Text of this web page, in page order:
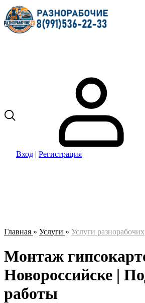
Вход | Регистрация
Главная » Услуги » Услуги разнорабочих
Монтаж
Новороссийске |
работы